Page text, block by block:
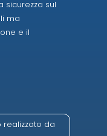
sicurezza sul
ma
e il
realizzato da